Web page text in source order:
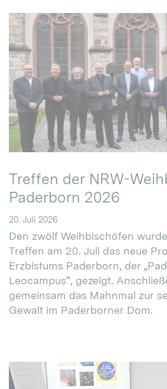
Treffen der NRW-
Paderborn 2026
20. Juli 2026
Den zwölf Weihbischöfen
Treffen am 20. Juli das neue
Erzbistums Paderborn, der
Leocampus“, gezeigt.
gemeinsam das Mahnmal zur
Gewalt im Paderborner Dom.